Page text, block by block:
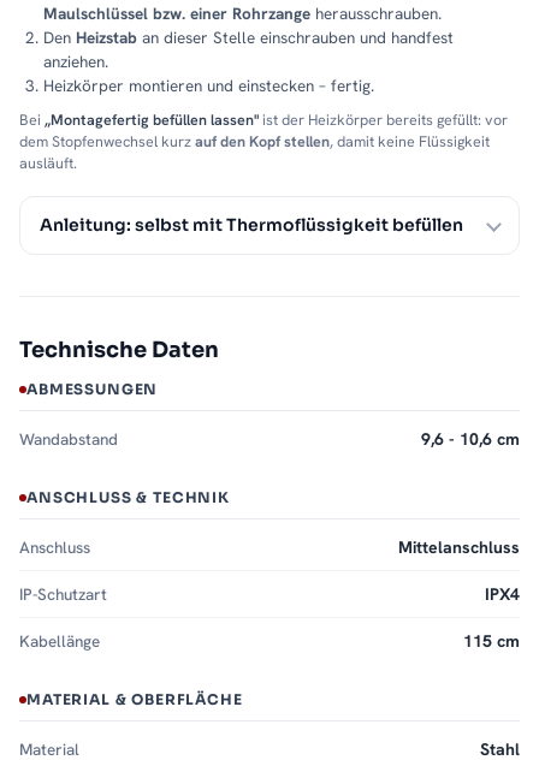
Maulschlüssel bzw. einer Rohrzange herausschrauben.
Den Heizstab an dieser Stelle einschrauben und handfest
anziehen.
Heizkörper montieren und einstecken – fertig.
Bei „Montagefertig befüllen lassen"ist der Heizkörper bereits gefüllt: vor
dem Stopfenwechsel kurzauf den Kopf stellen, damit keine Flüssigkeit
ausläuft.
Anleitung: selbst mit Thermoflüssigkeit befüllen
Technische Daten
ABMESSUNGEN
Wandabstand 9,6 - 10,6 cm
ANSCHLUSS & TECHNIK
Anschluss Mittelanschluss
IP-Schutzart IPX4
Kabellänge 115 cm
MATERIAL & OBERFLÄCHE
Material Stahl